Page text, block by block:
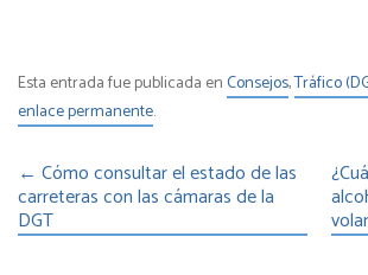
Esta entrada fue publicada enConsejos,Tráfico
enlace permanente.
← Cómo consultar el estado de las
carreteras con las cámaras de la
DGT